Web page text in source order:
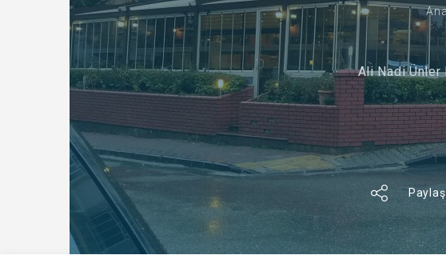
Ali Nadi Ünler
Paylaş